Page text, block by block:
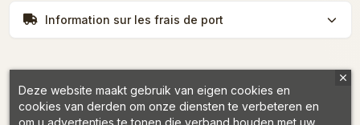
Information sur les frais de port
Deze website maakt gebruik van eigen cookies en
cookies van derden om onze diensten te verbeteren en
om u advertenties te tonen die verband houden met uw